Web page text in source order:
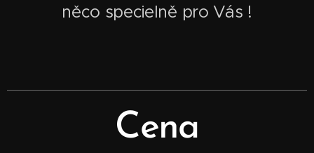
něco specielně pro Vás !
Cena